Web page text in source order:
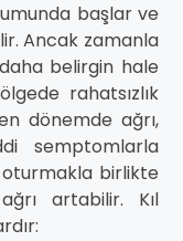
başlar ve
Ancak zamanla
belirgin hale
rahatsızlık
dönemde ağrı,
semptomlarla
oturmakla birlikte
artabilir. Kıl